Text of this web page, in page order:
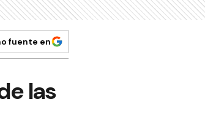
fuente en
las